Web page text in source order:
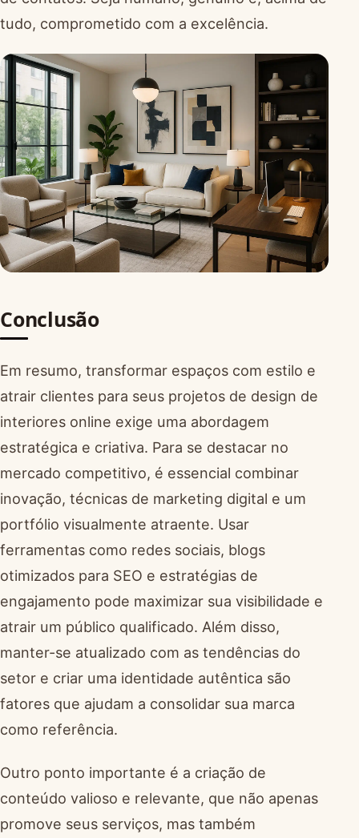
tudo, comprometido com a excelência.
Conclusão
Em resumo, transformar espaços com estilo e
atrair clientes para seus projetos de design de
interiores online exige uma abordagem
estratégica e criativa. Para se destacar no
mercado competitivo, é essencial combinar
inovação, técnicas de marketing digital e um
portfólio visualmente atraente. Usar
ferramentas como redes sociais, blogs
otimizados para SEO e estratégias de
engajamento pode maximizar sua visibilidade e
atrair um público qualificado. Além disso,
manter-se atualizado com as tendências do
setor e criar uma identidade autêntica são
fatores que ajudam a consolidar sua marca
como referência.
Outro ponto importante é a criação de
conteúdo valioso e relevante, que não apenas
promove seus serviços, mas também